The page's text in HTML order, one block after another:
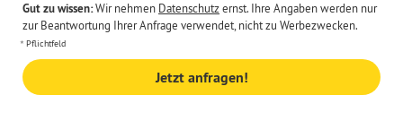
Gut zu wissen:Wir nehmen Datenschutzernst. Ihre Angaben werden nur
zur Beantwortung Ihrer Anfrage verwendet, nicht zu Werbezwecken.
Pflichtfeld
Jetzt anfragen!